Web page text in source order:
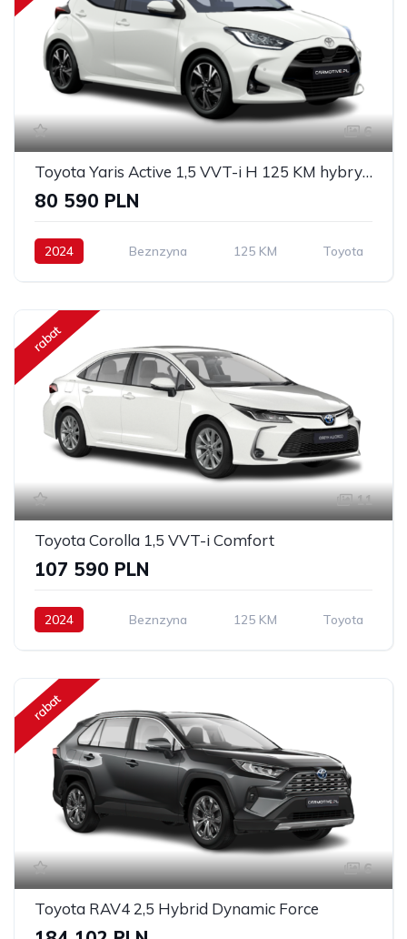
6
Toyota Yaris Active 1,5 VVT-i H 125 KM hybryda
80 590 PLN
2024 Beznzyna 125 KM Toyota
rabat
11
Toyota Corolla 1,5 VVT-i Comfort
107 590 PLN
2024 Beznzyna 125 KM Toyota
rabat
6
Toyota RAV4 2,5 Hybrid Dynamic Force